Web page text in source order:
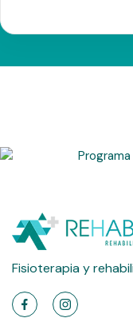
Fisioterapia y